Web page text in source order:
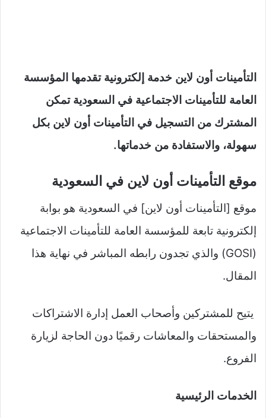
التأمينات أون لاين خدمة إلكترونية تقدمها المؤسسة
العامة للتأمينات الاجتماعية في السعودية تمكن
المشترك من التسجيل في التأمينات أون لاين بكل
سهولة، والاستفادة من خدماتها.
موقع التأمينات أون لاين في السعودية
موقع [التأمينات أون لاين] في السعودية هو بوابة
إلكترونية تابعة للمؤسسة العامة للتأمينات الاجتماعية
(GOSI) والذي تجدون رابطه المباشر في نهاية هذا
المقال.
يتيح للمشتركين وأصحاب العمل إدارة الاشتراكات
والمستحقات والمعاشات رقميًا دون الحاجة لزيارة
الفروع.​
الخدمات الرئيسية